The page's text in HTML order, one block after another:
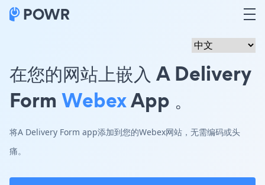
在您的网站上嵌入 A Delivery
Form WebexApp 。
将A Delivery Form app添加到您的Webex网站，无需编码或头
痛。